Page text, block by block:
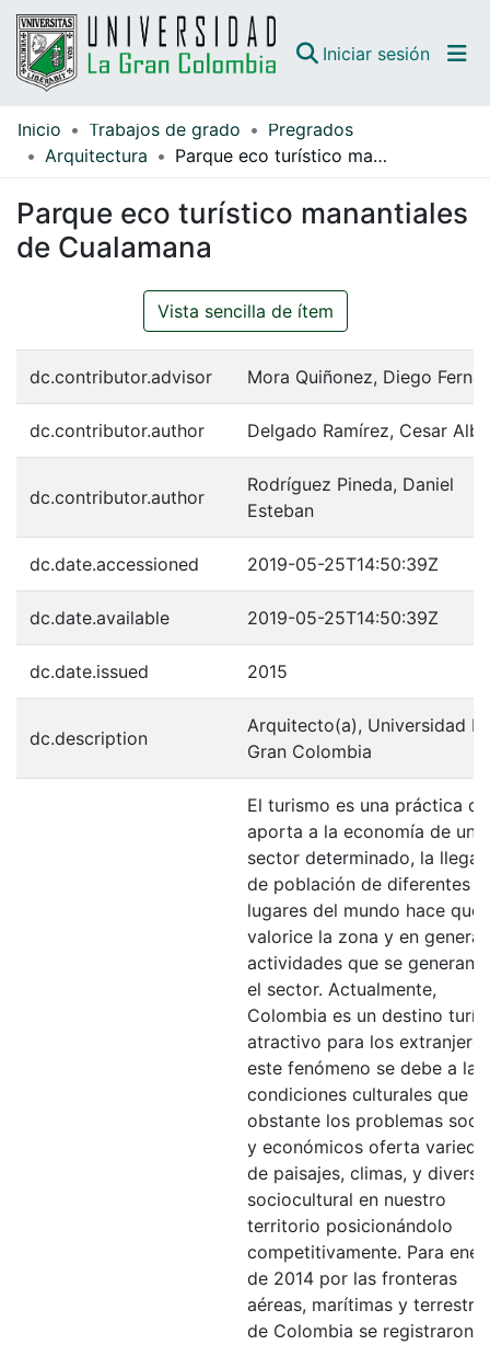
Iniciar sesión
Comunidades
Guías
Inicio Trabajos de grado
Pregrados
Arquitectura
Parque eco turístico manantiales de Cualamana
Parque eco turístico manantiales
de Cualamana
Vista sencilla de ítem
dc.contributor.advisor Mora Quiñonez, Diego
dc.contributor.author Delgado Ramírez, Cesar
dc.contributor.author
Rodríguez Pineda, Daniel
Esteban
dc.date.accessioned 2019-05-25T14:50:39Z
dc.date.available 2019-05-25T14:50:39Z
dc.date.issued 2015
dc.description
Arquitecto(a), Universidad La
Gran Colombia
El turismo es una práctica
aporta a la economía de un
sector determinado, la
de población de diferentes
lugares del mundo hace que
valorice la zona y en general
actividades que se generan
el sector. Actualmente,
Colombia es un destino
atractivo para los
este fenómeno se debe a las
condiciones culturales que
obstante los problemas
y económicos oferta
de paisajes, climas, y
sociocultural en nuestro
territorio posicionándolo
competitivamente. Para
de 2014 por las fronteras
aéreas, marítimas y
de Colombia se registraron